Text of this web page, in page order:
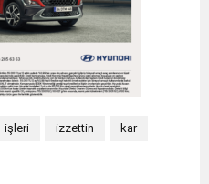
işleri izzettin kar